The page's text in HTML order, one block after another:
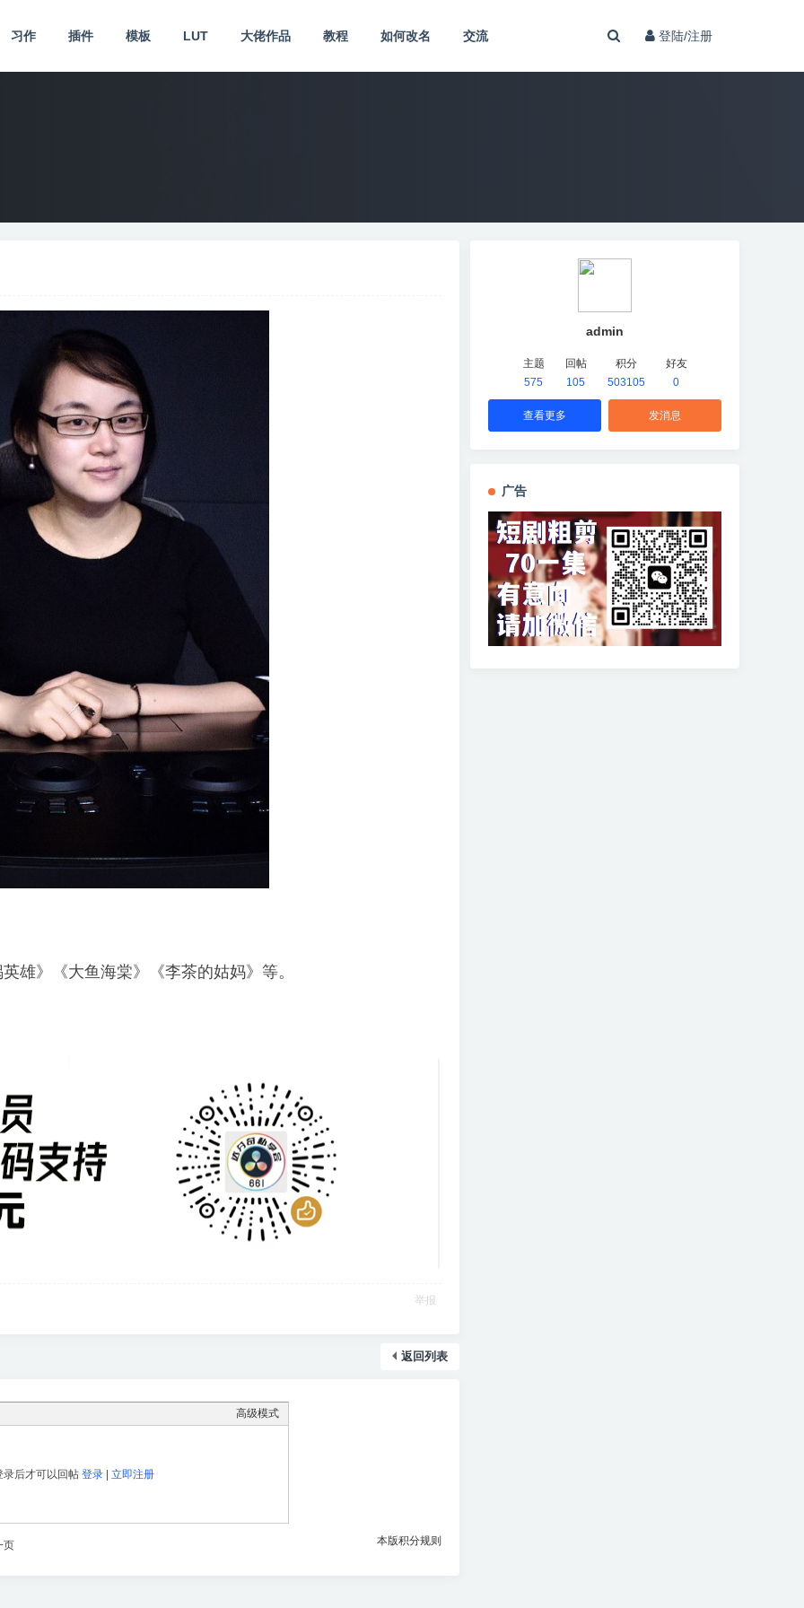
习作 插件 模板 LUT 大佬作品 教程 如何改名 交流 登陆/注册
雄》《大鱼海棠》《李茶的姑妈》等。
举报
返回列表
高级模式
录后才可以回帖 登录| 立即注册
本版积分规则
页
admin
主题
575
回帖
105
积分
503105
好友
0
查看更多 发消息
广告